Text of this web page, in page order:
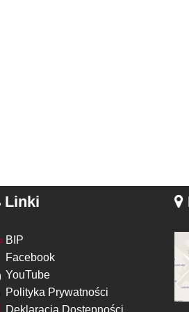
Linki
BIP
Facebook
YouTube
Polityka Prywatności